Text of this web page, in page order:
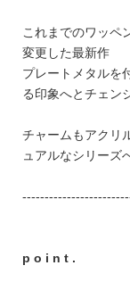
TOPICS
FEATURE
会社特典
これまでのワッペ
変更した最新作
プレートメタルを
る印象へとチェン
チャームもアクリ
ュアルなシリーズ
p o i n t .